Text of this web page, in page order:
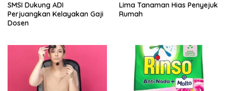
SMSI Dukung ADI
Perjuangkan Kelayakan Gaji
Dosen
Lima Tanaman Hias Penyejuk
Rumah